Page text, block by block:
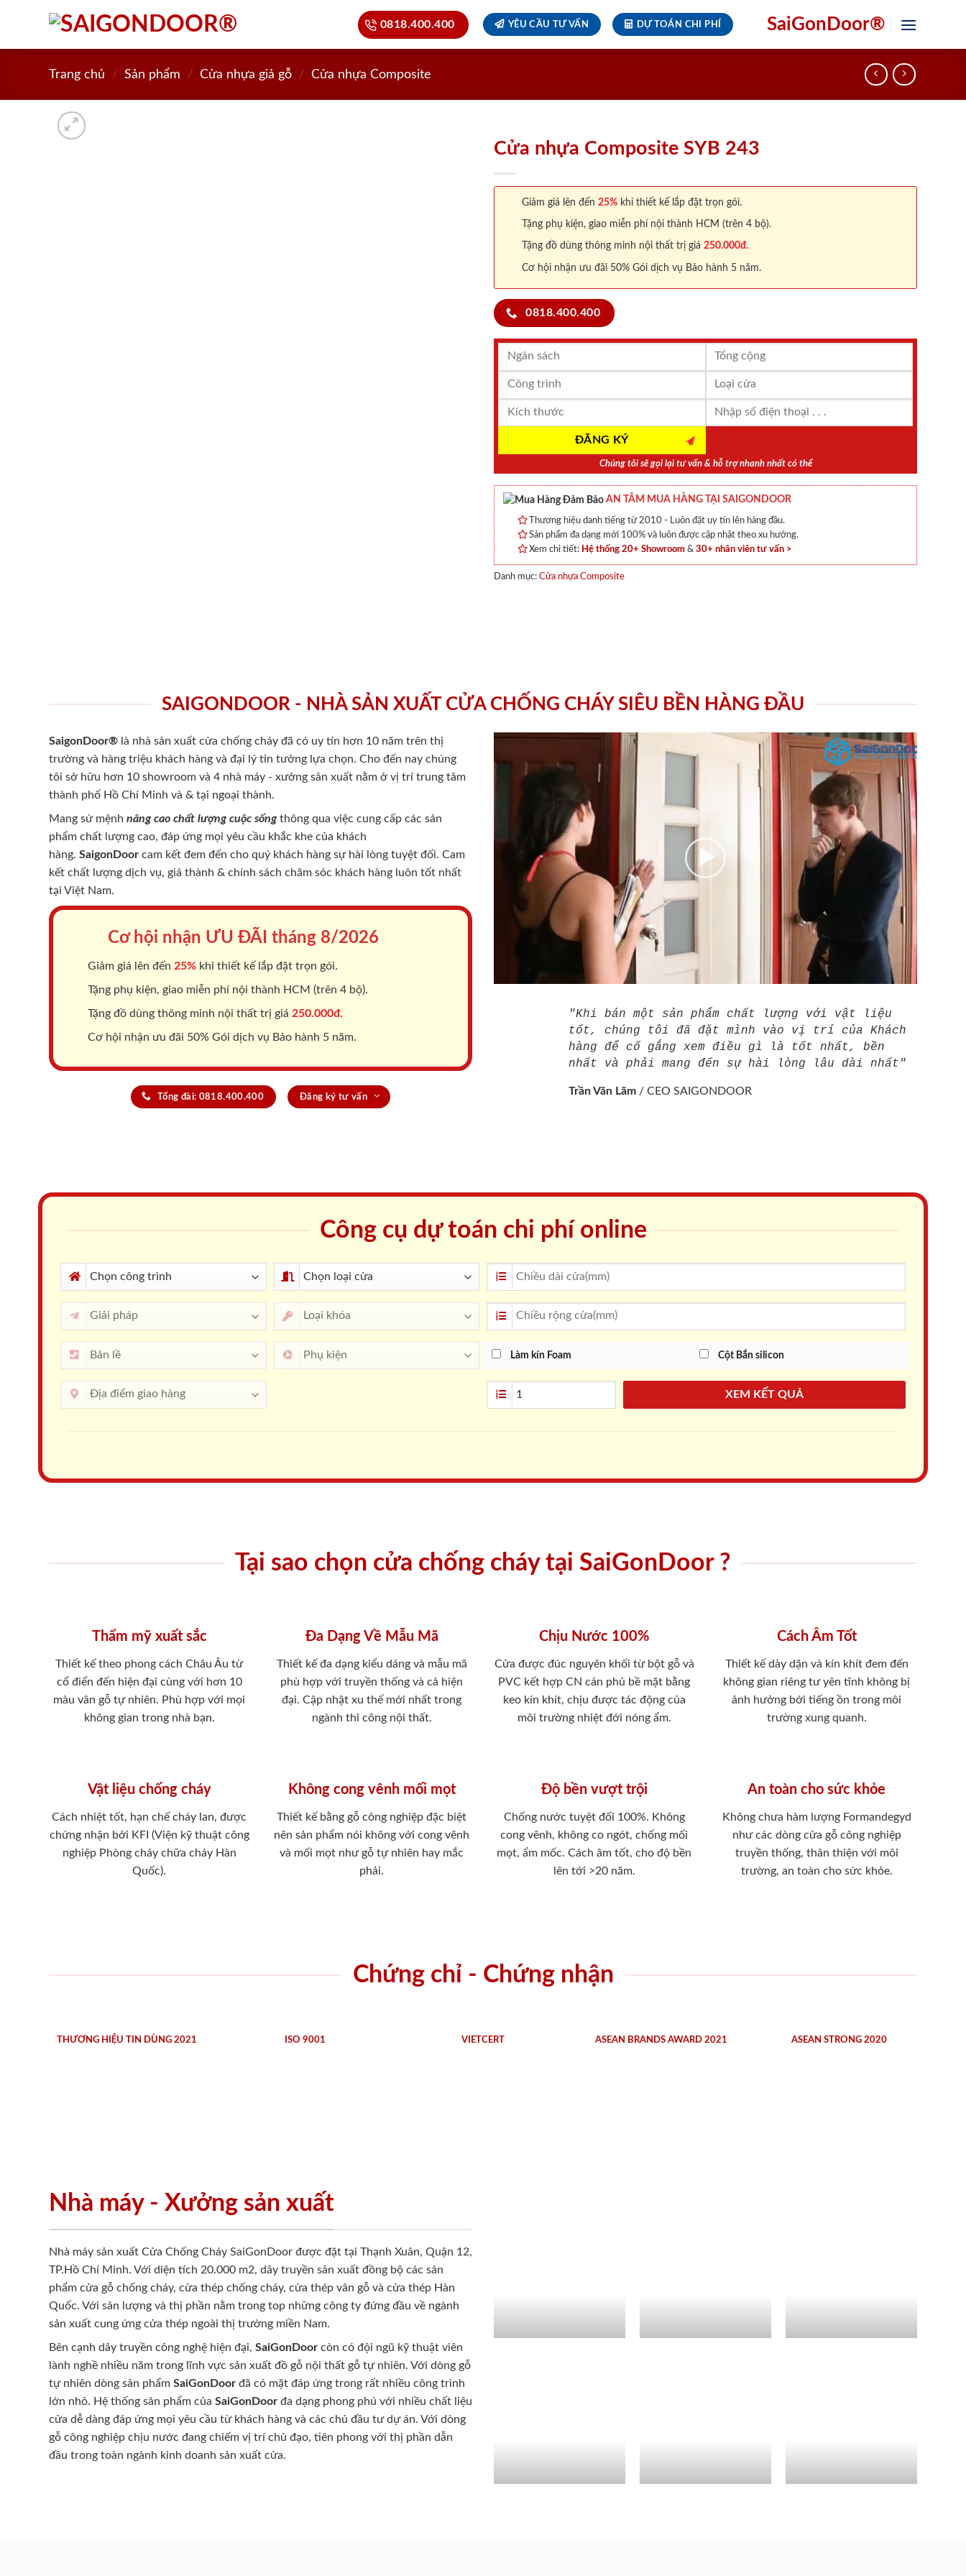
0818.400.400 YÊU CẦU TƯ VẤN DỰ TOÁN CHI PHÍ SaiGonDoor®
Trang chủ / Sản phẩm / Cửa nhựa giả gỗ / Cửa nhựa Composite
Cửa nhựa Composite SYB 243
Giảm giá lên đến 25% khi thiết kế lắp đặt trọn gói.
Tặng phụ kiện, giao miễn phí nội thành HCM (trên 4 bộ).
Tặng đồ dùng thông minh nội thất trị giá 250.000đ.
Cơ hội nhận ưu đãi 50% Gói dịch vụ Bảo hành 5 năm.
0818.400.400
Chúng tôi sẽ gọi lại tư vấn & hỗ trợ nhanh nhất có thể
AN TÂM MUA HÀNG TẠI SAIGONDOOR
Thương hiệu danh tiếng từ 2010 - Luôn đặt uy tín lên hàng đầu.
Sản phẩm đa dạng mới 100% và luôn được cập nhật theo xu hướng.
Xem chi tiết: Hệ thống 20+ Showroom & 30+ nhân viên tư vấn >
Danh mục: Cửa nhựa Composite
SAIGONDOOR - NHÀ SẢN XUẤT CỬA CHỐNG CHÁY SIÊU BỀN HÀNG ĐẦU
SaigonDoor® là nhà sản xuất cửa chống cháy đã có uy tín hơn 10 năm trên thị
trường và hàng triệu khách hàng và đại lý tin tưởng lựa chọn. Cho đến nay chúng
tôi sở hữu hơn 10 showroom và 4 nhà máy - xưởng sản xuất nằm ở vị trí trung tâm
thành phố Hồ Chí Minh và & tại ngoại thành.
Mang sứ mệnh nâng cao chất lượng cuộc sốngthông qua việc cung cấp các sản
phẩm chất lượng cao, đáp ứng mọi yêu cầu khắc khe của khách
hàng. SaigonDoor cam kết đem đến cho quý khách hàng sự hài lòng tuyệt đối. Cam
kết chất lượng dịch vụ, giá thành & chính sách chăm sóc khách hàng luôn tốt nhất
tại Việt Nam.
Cơ hội nhận ƯU ĐÃI tháng 8/2026
Giảm giá lên đến 25% khi thiết kế lắp đặt trọn gói.
Tặng phụ kiện, giao miễn phí nội thành HCM (trên 4 bộ).
Tặng đồ dùng thông minh nội thất trị giá 250.000đ.
Cơ hội nhận ưu đãi 50% Gói dịch vụ Bảo hành 5 năm.
Tổng đài: 0818.400.400 Đăng ký tư vấn
"Khi bán một sản phẩm chất lượng với vật liệu
tốt, chúng tôi đã đặt mình vào vị trí của Khách
hàng để cố gắng xem điều gì là tốt nhất, bền
nhất và phải mang đến sự hài lòng lâu dài nhất"
Trần Văn Lãm / CEO SAIGONDOOR
Công cụ dự toán chi phí online
Làm kín Foam Cột Bắn silicon
XEM KẾT QUẢ
Tại sao chọn cửa chống cháy tại SaiGonDoor ?
Thẩm mỹ xuất sắc
Thiết kế theo phong cách Châu Âu từ
cổ điển đến hiện đại cùng với hơn 10
màu vân gỗ tự nhiên. Phù hợp với mọi
không gian trong nhà bạn.
Đa Dạng Về Mẫu Mã
Thiết kế đa dạng kiểu dáng và mẫu mã
phù hợp với truyền thống và cả hiện
đại. Cập nhật xu thế mới nhất trong
ngành thi công nội thất.
Chịu Nước 100%
Cửa được đúc nguyên khối từ bột gỗ và
PVC kết hợp CN cán phủ bề mặt bằng
keo kín khít, chịu được tác động của
môi trường nhiệt đới nóng ẩm.
Cách Âm Tốt
Thiết kế dày dặn và kín khít đem đến
không gian riêng tư yên tĩnh không bị
ảnh hưởng bới tiếng ồn trong môi
trường xung quanh.
Vật liệu chống cháy
Cách nhiệt tốt, hạn chế cháy lan, được
chứng nhận bởi KFI (Viện kỹ thuật công
nghiệp Phòng cháy chữa cháy Hàn
Quốc).
Không cong vênh mối mọt
Thiết kế bằng gỗ công nghiệp đặc biệt
nên sản phẩm nói không với cong vênh
và mối mọt như gỗ tự nhiên hay mắc
phải.
Độ bền vượt trội
Chống nước tuyệt đối 100%. Không
cong vênh, không co ngót, chống mối
mọt, ẩm mốc. Cách âm tốt, cho độ bền
lên tới >20 năm.
An toàn cho sức khỏe
Không chưa hàm lượng Formandegyd
như các dòng cửa gỗ công nghiệp
truyền thống, thân thiện với môi
trường, an toàn cho sức khỏe.
Chứng chỉ - Chứng nhận
THƯƠNG HIỆU TIN DÙNG 2021 ISO 9001 VIETCERT ASEAN BRANDS AWARD 2021 ASEAN STRONG 2020
Nhà máy - Xưởng sản xuất
Nhà máy sản xuất Cửa Chống Cháy SaiGonDoor được đặt tại Thạnh Xuân, Quận 12,
TP.Hồ Chí Minh. Với diện tích 20.000 m2, dây truyền sản xuất đồng bộ các sản
phẩm cửa gỗ chống cháy, cửa thép chống cháy, cửa thép vân gỗ và cửa thép Hàn
Quốc. Với sản lượng và thị phần nằm trong top những công ty đứng đầu về ngành
sản xuất cung ứng cửa thép ngoài thị trường miền Nam.
Bên cạnh dây truyền công nghệ hiện đại, SaiGonDoor còn có đội ngũ kỹ thuật viên
lành nghề nhiều năm trong lĩnh vực sản xuất đồ gỗ nội thất gỗ tự nhiên. Với dòng gỗ
tự nhiên dòng sản phẩm SaiGonDoor đã có mặt đáp ứng trong rất nhiều công trình
lớn nhỏ. Hệ thống sản phẩm của SaiGonDoor đa dạng phong phú với nhiều chất liệu
cửa dễ dàng đáp ứng mọi yêu cầu từ khách hàng và các chủ đầu tư dự án. Với dòng
gỗ công nghiệp chịu nước đang chiếm vị trí chủ đạo, tiên phong với thị phần dẫn
đầu trong toàn ngành kinh doanh sản xuất cửa.